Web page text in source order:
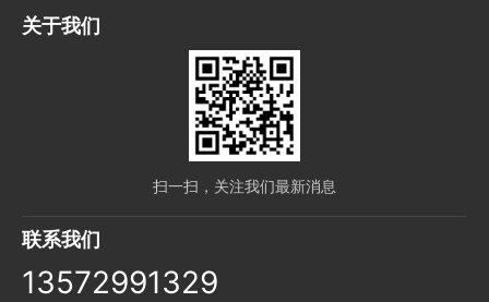
关于我们
扫一扫，关注我们最新消息
联系我们
13572991329